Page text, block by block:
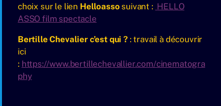
choix sur le lien Helloasso suivant : HELLO
ASSO film spectacle
Bertille Chevalier c’est qui ?: travail à découvrir
ici
: https://www.bertillechevallier.com/cinematogra
phy